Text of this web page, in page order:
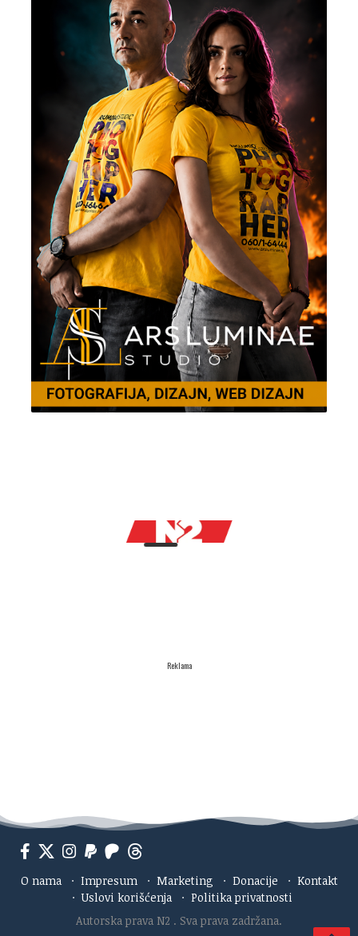
Reklama
O nama · Impresum · Marketing · Donacije · Kontakt
· Uslovi korišćenja · Politika privatnosti
Autorska prava N2 . Sva prava zadržana.